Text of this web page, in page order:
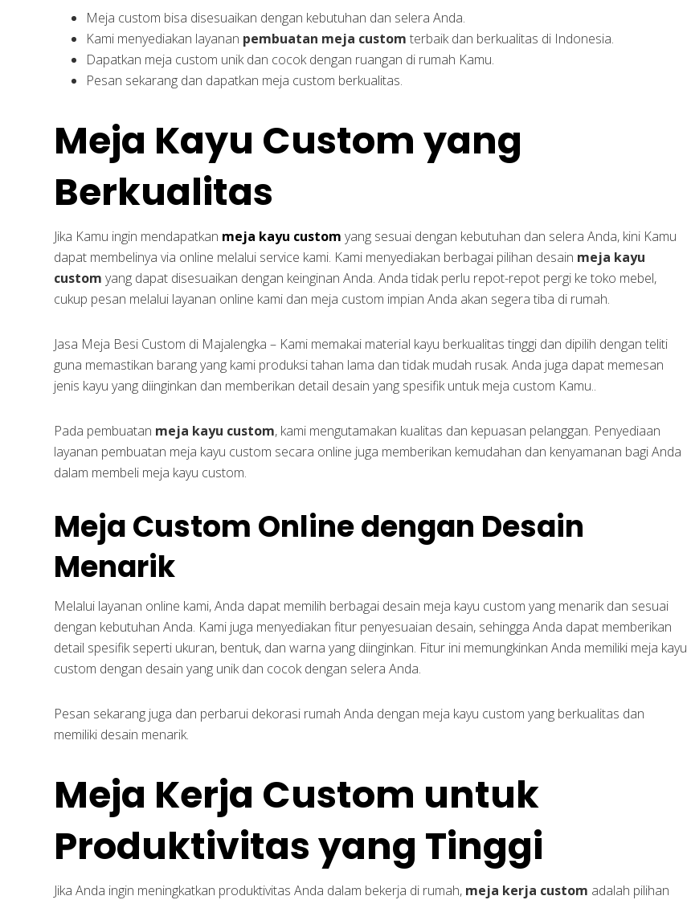
Meja custom bisa disesuaikan dengan kebutuhan dan selera Anda.
Kami menyediakan layanan pembuatan meja custom terbaik dan berkualitas di Indonesia.
Dapatkan meja custom unik dan cocok dengan ruangan di rumah Kamu.
Pesan sekarang dan dapatkan meja custom berkualitas.
Meja Kayu Custom yang
Berkualitas
Jika Kamu ingin mendapatkan meja kayu custom yang sesuai dengan kebutuhan dan selera Anda, kini Kamu
dapat membelinya via online melalui service kami. Kami menyediakan berbagai pilihan desain meja kayu
custom yang dapat disesuaikan dengan keinginan Anda. Anda tidak perlu repot-repot pergi ke toko mebel,
cukup pesan melalui layanan online kami dan meja custom impian Anda akan segera tiba di rumah.
Jasa Meja Besi Custom di Majalengka – Kami memakai material kayu berkualitas tinggi dan dipilih dengan teliti
guna memastikan barang yang kami produksi tahan lama dan tidak mudah rusak. Anda juga dapat memesan
jenis kayu yang diinginkan dan memberikan detail desain yang spesifik untuk meja custom Kamu..
Pada pembuatan meja kayu custom, kami mengutamakan kualitas dan kepuasan pelanggan. Penyediaan
layanan pembuatan meja kayu custom secara online juga memberikan kemudahan dan kenyamanan bagi Anda
dalam membeli meja kayu custom.
Meja Custom Online dengan Desain
Menarik
Melalui layanan online kami, Anda dapat memilih berbagai desain meja kayu custom yang menarik dan sesuai
dengan kebutuhan Anda. Kami juga menyediakan fitur penyesuaian desain, sehingga Anda dapat memberikan
detail spesifik seperti ukuran, bentuk, dan warna yang diinginkan. Fitur ini memungkinkan Anda memiliki meja kayu
custom dengan desain yang unik dan cocok dengan selera Anda.
Pesan sekarang juga dan perbarui dekorasi rumah Anda dengan meja kayu custom yang berkualitas dan
memiliki desain menarik.
Meja Kerja Custom untuk
Produktivitas yang Tinggi
Jika Anda ingin meningkatkan produktivitas Anda dalam bekerja di rumah, meja kerja custom adalah pilihan